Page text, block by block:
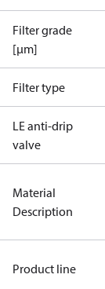
Filter grade
[µm]
Filter type
LE anti-drip
valve
Material
Description
Product line